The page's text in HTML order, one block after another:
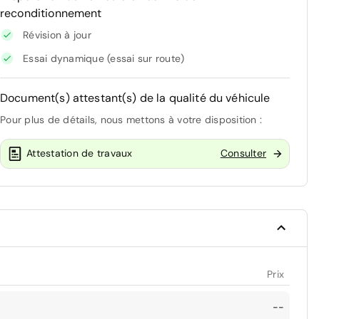
reconditionnement
Révision à jour
Essai dynamique (essai sur route)
Document(s) attestant(s) de la qualité du véhicule
Pour plus de détails, nous mettons à votre disposition :
Attestation de travaux Consulter
Prix
--